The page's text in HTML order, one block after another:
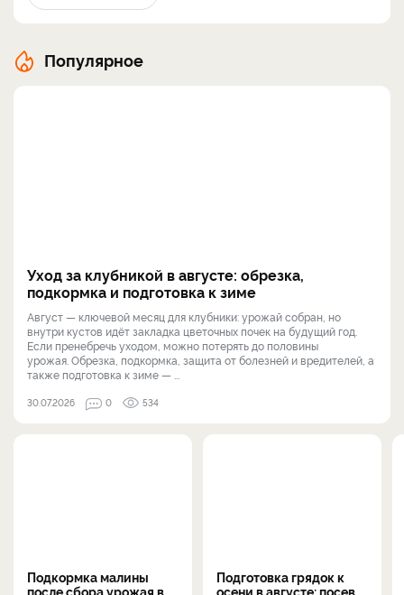
Популярное
Уход за клубникой в августе: обрезка,
подкормка и подготовка к зиме
Август — ключевой месяц для клубники: урожай собран, но
внутри кустов идёт закладка цветочных почек на будущий год.
Если пренебречь уходом, можно потерять до половины
урожая. Обрезка, подкормка, защита от болезней и вредителей, а
также подготовка к зиме — ...
30.07.2026 0 534
Подкормка малины
после сбора урожая в
Подготовка грядок к
осени в августе: посев